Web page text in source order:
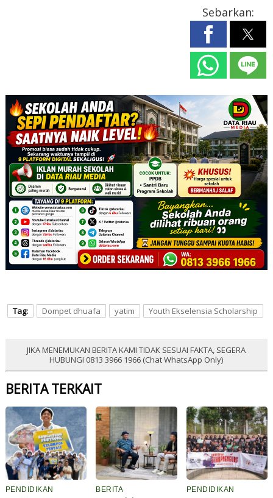
Sebarkan:
Tag: Dompet dhuafa yatim Youth Ekselensia Scholarship
JIKA MENEMUKAN BERITA KAMI TIDAK SESUAI FAKTA, SEGERA
HUBUNGI 0813 3966 1966 (Chat WhatsApp Only)
BERITA TERKAIT
PENDIDIKAN BERITA PENDIDIKAN